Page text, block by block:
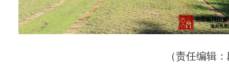
（责任编辑